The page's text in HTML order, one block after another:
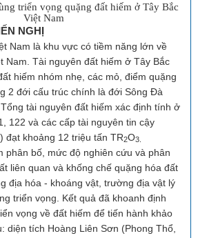
triển vọng quặng đất hiếm ở Tây Bắc
Việt Nam
NGHỊ
Nam là khu vực có tiềm năng lớn về
Nam. Tài nguyên đất hiếm ở Tây Bắc
hiếm nhóm nhẹ, các mỏ, điểm quặng
2 đới cấu trúc chính là đới Sông Đà
tài nguyên đất hiếm xác định tính ở
122 và các cấp tài nguyên tin cậy
đạt khoảng 12 triệu tấn TR2O3.
phân bố, mức độ nghiên cứu và phân
liên quan và khống chế quặng hóa đất
địa hóa - khoáng vật, trường địa vật lý
triển vọng. Kết quả đã khoanh định
vọng về đất hiếm để tiến hành khảo
diện tích Hoàng Liên Sơn (Phong Thổ,